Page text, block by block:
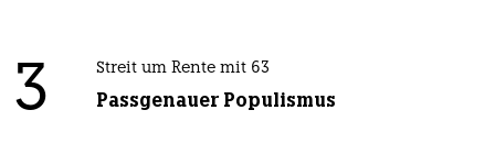
3 Streit um Rente mit 63
Passgenauer Populismus